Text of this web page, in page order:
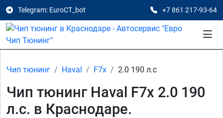
Telegram: EuroCT_bot +7 861 217-93-64
Чип тюнинг Haval F7x 2.0 190 л.с
Чип тюнинг Haval F7x 2.0 190
л.с. в Краснодаре.